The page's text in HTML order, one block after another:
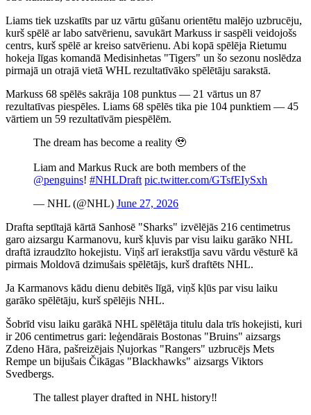
Liams tiek uzskatīts par uz vārtu gūšanu orientētu malējo uzbrucēju,
kurš spēlē ar labo satvērienu, savukārt Markuss ir saspēli veidojošs
centrs, kurš spēlē ar kreiso satvērienu. Abi kopā spēlēja Rietumu
hokeja līgas komandā Medisinhetas "Tigers" un šo sezonu noslēdza
pirmajā un otrajā vietā WHL rezultatīvāko spēlētāju sarakstā.
Markuss 68 spēlēs sakrāja 108 punktus — 21 vārtus un 87
rezultatīvas piespēles. Liams 68 spēlēs tika pie 104 punktiem — 45
vārtiem un 59 rezultatīvām piespēlēm.
The dream has become a reality 🥹
Liam and Markus Ruck are both members of the
@penguins! #NHLDraft pic.twitter.com/GTsfEIySxh
— NHL (@NHL) June 27, 2026
Drafta septītajā kārtā Sanhosē "Sharks" izvēlējās 216 centimetrus
garo aizsargu Karmanovu, kurš kļuvis par visu laiku garāko NHL
draftā izraudzīto hokejistu. Viņš arī ierakstīja savu vārdu vēsturē kā
pirmais Moldovā dzimušais spēlētājs, kurš draftēts NHL.
Ja Karmanovs kādu dienu debitēs līgā, viņš kļūs par visu laiku
garāko spēlētāju, kurš spēlējis NHL.
Šobrīd visu laiku garākā NHL spēlētāja titulu dala trīs hokejisti, kuri
ir 206 centimetrus gari: leģendārais Bostonas "Bruins" aizsargs
Zdeno Hāra, pašreizējais Ņujorkas "Rangers" uzbrucējs Mets
Rempe un bijušais Čikāgas "Blackhawks" aizsargs Viktors
Svedbergs.
The tallest player drafted in NHL history‼️